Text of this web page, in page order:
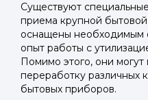
Существуют
приема крупной
оснащены необходимым
опыт работы с
Помимо этого, они
переработку различных
бытовых приборов.